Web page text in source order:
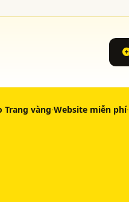
Trang vàng·Website miễn phí·